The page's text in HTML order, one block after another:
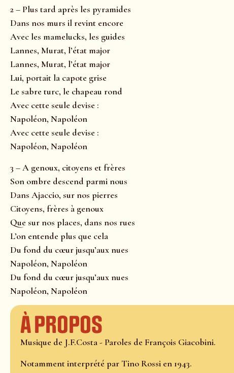
2 – Plus tard après les pyramides
Dans nos murs il revint encore
Avec les mamelucks, les guides
Lannes, Murat, l’état major
Lannes, Murat, l’état major
Lui, portait la capote grise
Le sabre turc, le chapeau rond
Avec cette seule devise :
Napoléon, Napoléon
Avec cette seule devise :
Napoléon, Napoléon
3 – A genoux, citoyens et frères
Son ombre descend parmi nous
Dans Ajaccio, sur nos pierres
Citoyens, frères à genoux
Que sur nos places, dans nos rues
L’on entende plus que cela
Du fond du cœur jusqu’aux nues
Napoléon, Napoléon
Du fond du cœur jusqu’aux nues
Napoléon, Napoléon
À propos
Musique de J.F.Costa - Paroles de François Giacobini.
Notamment interprété par Tino Rossi en 1943.